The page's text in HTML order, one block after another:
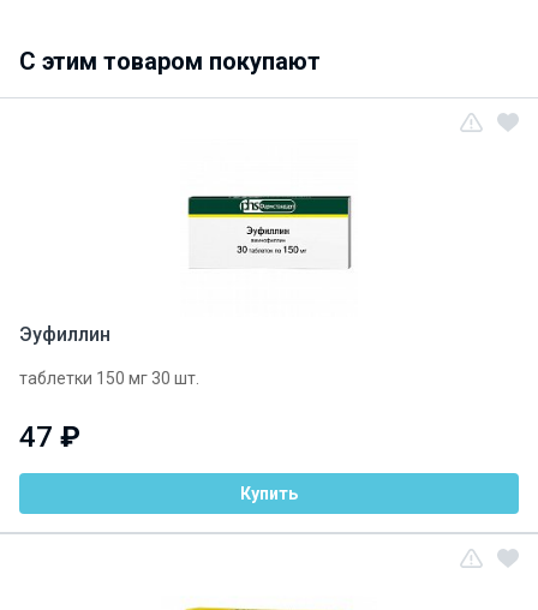
C этим товаром покупают
Эуфиллин
таблетки 150 мг 30 шт.
47 ₽
Купить